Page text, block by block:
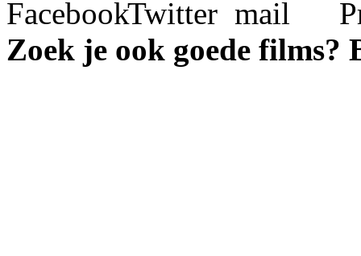
Zoek je ook goede films?